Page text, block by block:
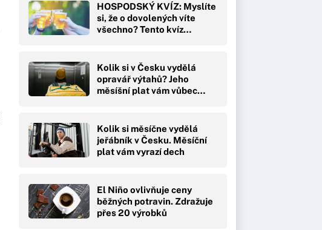
HOSPODSKÝ KVÍZ: Myslíte
si, že o dovolených víte
všechno? Tento kvíz…
Kolik si v Česku vydělá
opravář výtahů? Jeho
měsíšní plat vám vůbec…
Kolik si měsíčne vydělá
jeřábník v Česku. Měsíční
plat vám vyrazí dech
El Niño ovlivňuje ceny
běžných potravin. Zdražuje
přes 20 výrobků